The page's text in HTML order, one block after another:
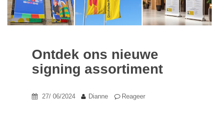
Ontdek ons nieuwe
signing assortiment
27/ 06/2024 Dianne Reageer